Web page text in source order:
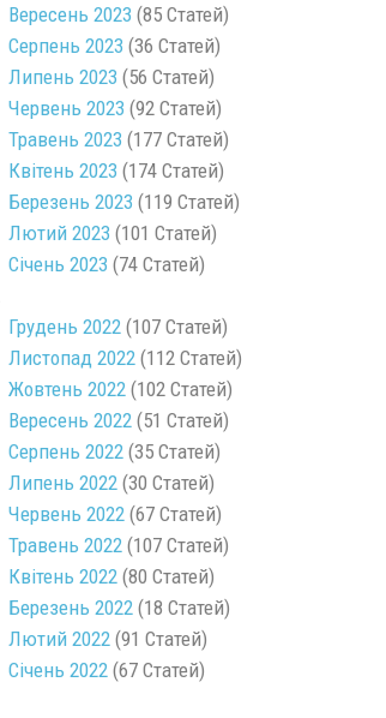
Вересень 2023 (85 Статей)
Серпень 2023 (36 Статей)
Липень 2023 (56 Статей)
Червень 2023 (92 Статей)
Травень 2023 (177 Статей)
Квітень 2023 (174 Статей)
Березень 2023 (119 Статей)
Лютий 2023 (101 Статей)
Січень 2023 (74 Статей)
Грудень 2022(107 Статей)
Листопад 2022(112 Статей)
Жовтень 2022(102 Статей)
Вересень 2022(51 Статей)
Серпень 2022(35 Статей)
Липень 2022(30 Статей)
Червень 2022(67 Статей)
Травень 2022(107 Статей)
Квітень 2022(80 Статей)
Березень 2022(18 Статей)
Лютий 2022(91 Статей)
Січень 2022(67 Статей)